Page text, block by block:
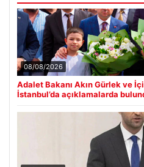
08/08/2026
Adalet Bakanı Akın Gürlek ve
İstanbul’da açıklamalarda